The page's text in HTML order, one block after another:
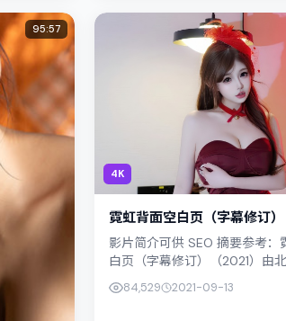
95:57
4K
霓虹背面空白页（字幕修订）
影片简介可供 SEO 摘要参考：
白页（字幕修订）（2021）由
（北海道）的社会议题与...
84,529 2021-09-13